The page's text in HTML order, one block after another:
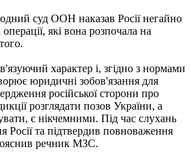
суд ООН наказав Росії негайно
які вона розпочала на
характер і, згідно з нормами
юридичні зобов'язання для
російської сторони про
розглядати позов України, а
є нікчемними. Під час слухань
Росії та підтвердив повноваження
речник МЗС.